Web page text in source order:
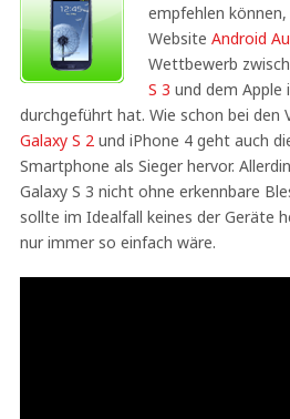
empfehlen
Website Android
Wettbewerb
S 3 und dem Apple
durchgeführt hat. Wie schon bei den
Galaxy S 2und iPhone 4 geht auch
Smartphone als Sieger hervor.
Galaxy S 3 nicht ohne erkennbare
sollte im Idealfall keines der Geräte
nur immer so einfach wäre.